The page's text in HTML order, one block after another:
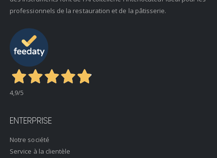
professionnels de la restauration et de la pâtisserie.
4,9/5
ENTERPRISE
Notre société
Service à la clientèle